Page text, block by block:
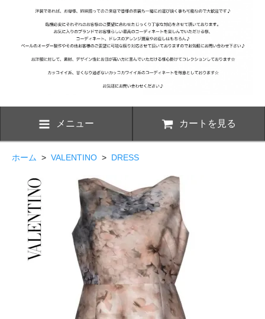
メニュー カートを見る
ホーム > VALENTINO > DRESS